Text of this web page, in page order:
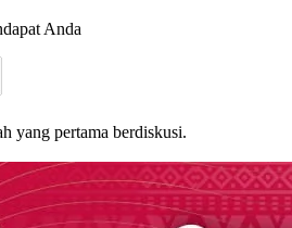
Anda
yang pertama berdiskusi.